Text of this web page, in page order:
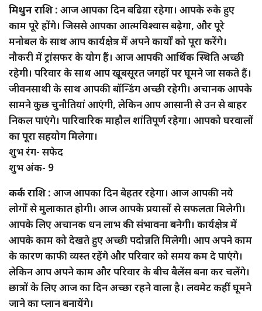
मिथुन राशि : आज आपका दिन बढिय़ा रहेगा। आपके रुके हुए
काम पूरे होंगे। जिससे आपका आत्मविश्वास बढ़ेगा, और पूरे
मनोबल के साथ आप कार्यक्षेत्र में अपने कार्यों को पूरा करेंगे।
नौकरी में ट्रांसफर के योग हैं। आज आपकी आर्थिक स्थिति अच्छी
रहेगी। परिवार के साथ आप खूबसूरत जगहों पर घूमने जा सकते हैं।
जीवनसाथी के साथ आपकी बॉन्डिंग अच्छी रहेगी। अचानक आपके
सामने कुछ चुनौतियां आएंगी, लेकिन आप आसानी से उन से बाहर
निकल पाएंगे। पारिवारिक माहौल शांतिपूर्ण रहेगा। आपको घरवालों
का पूरा सहयोग मिलेगा।
शुभ रंग- सफेद
शुभ अंक- 9
कर्क राशि : आज आपका दिन बेहतर रहेगा। आज आपकी नये
लोगों से मुलाकात होगी। आज आपके प्रयासों से सफलता मिलेगी।
आपके लिए अचानक धन लाभ की संभावना बनेगी। कार्यक्षेत्र में
आपके काम को देखते हुए अच्छी पदोन्नति मिलेगी। आप अपने काम
के कारण काफी व्यस्त रहेंगे और परिवार को समय कम दे पाएंगे।
लेकिन आप अपने काम और परिवार के बीच बैलेंस बना कर चलेंगे।
छात्रों के लिए आज का दिन अच्छा रहने वाला है। लवमेट कहीं घूमने
जाने का प्लान बनायेंगे।